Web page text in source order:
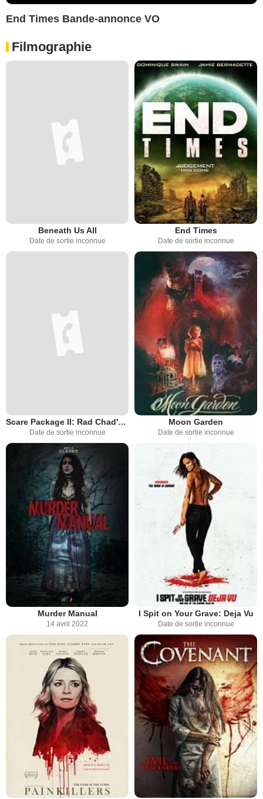
End Times Bande-annonce VO
Filmographie
Beneath Us All
Date de sortie inconnue
End Times
Date de sortie inconnue
Scare Package II: Rad Chad's Revenge
Date de sortie inconnue
Moon Garden
Date de sortie inconnue
Murder Manual
14 avril 2022
I Spit on Your Grave: Deja Vu
Date de sortie inconnue